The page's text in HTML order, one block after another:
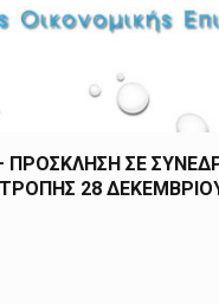
ΠΡΟΣΚΛΗΣΗ ΣΕ
28